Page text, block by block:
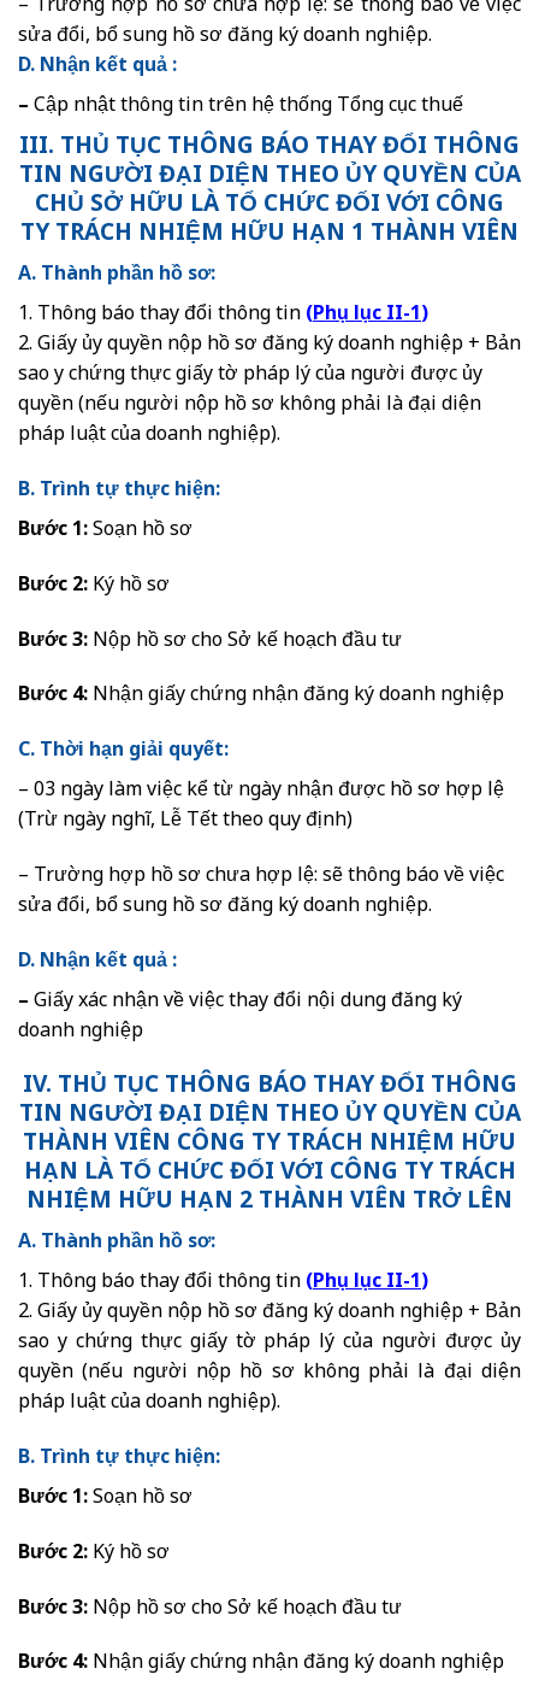
sửa đổi, bổ sung hồ sơ đăng ký doanh nghiệp.
D. Nhận kết quả :
–Cập nhật thông tin trên hệ thống Tổng cục thuế
III. THỦ TỤC THÔNG BÁOTHAY ĐỔI THÔNG
TIN NGƯỜI ĐẠI DIỆN THEO ỦY QUYỀN CỦA
CHỦ SỞ HỮU LÀ TỔ CHỨC ĐỐI VỚI CÔNG
TY TRÁCH NHIỆM HỮU HẠN 1 THÀNH VIÊN
A. Thành phần hồ sơ:
1. Thông báo thay đổi thông tin(Phụ lục II-1)
2. Giấy ủy quyền nộp hồ sơ đăng ký doanh nghiệp + Bản
sao y chứng thực giấy tờ pháp lý của người được ủy
quyền (nếu người nộp hồ sơ không phải là đại diện
pháp luật của doanh nghiệp).
B. Trình tự thực hiện:
Bước 1:Soạn hồ sơ
Bước 2:Ký hồ sơ
Bước 3:Nộp hồ sơ cho Sở kế hoạch đầu tư
Bước 4:Nhận giấy chứng nhận đăng ký doanh nghiệp
C. Thời hạn giải quyết:
– 03 ngày làm việc kể từ ngày nhận được hồ sơ hợp lệ
(Trừ ngày nghĩ, Lễ Tết theo quy định)
– Trường hợp hồ sơ chưa hợp lệ: sẽ thông báo về việc
sửa đổi, bổ sung hồ sơ đăng ký doanh nghiệp.
D. Nhận kết quả :
–Giấy xác nhận về việc thay đổi nội dung đăng ký
doanh nghiệp
IV. THỦ TỤC THÔNG BÁO THAY ĐỔI THÔNG
TIN NGƯỜI ĐẠI DIỆN THEO ỦY QUYỀN CỦA
THÀNH VIÊN CÔNG TY TRÁCH NHIỆM HỮU
HẠN LÀ TỔ CHỨC ĐỐI VỚI CÔNG TY TRÁCH
NHIỆM HỮU HẠN 2 THÀNH VIÊN TRỞ LÊN
A. Thành phần hồ sơ:
1. Thông báo thay đổi thông tin(Phụ lục II-1)
2. Giấy ủy quyền nộp hồ sơ đăng ký doanh nghiệp + Bản
sao y chứng thực giấy tờ pháp lý của người được ủy
quyền (nếu người nộp hồ sơ không phải là đại diện
pháp luật của doanh nghiệp).
B. Trình tự thực hiện:
Bước 1:Soạn hồ sơ
Bước 2:Ký hồ sơ
Bước 3:Nộp hồ sơ cho Sở kế hoạch đầu tư
Bước 4:Nhận giấy chứng nhận đăng ký doanh nghiệp